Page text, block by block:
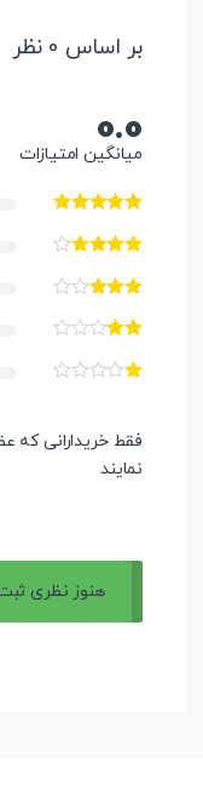
بر اساس 0 نظر
0.0
میانگین امتیازات
فقط خریدارانی که
نمایند
هنوز نظری